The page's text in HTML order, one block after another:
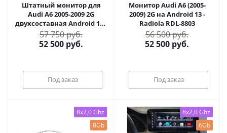
Штатный монитор для
Audi A6 2005-2009 2G
двухсоставная Android 12 -
Radiola RDL-8803
двухсоставная
57 750 руб.
52 500 руб.
Под заказ
Монитор Audi A6 (2005-
2009) 2G на Android 13 -
Radiola RDL-8803
56 500 руб.
52 500 руб.
Под заказ
8x2,0 Ghz
8Gb
8x2,0 Ghz
6Gb